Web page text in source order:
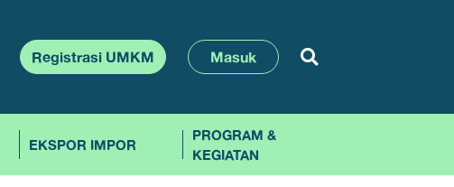
Registrasi UMKM Masuk
EKSPOR IMPOR
PROGRAM &
KEGIATAN